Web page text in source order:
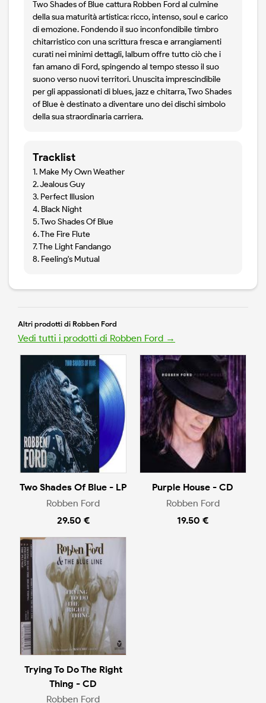
Two Shades of Blue cattura Robben Ford al culmine
della sua maturità artistica: ricco, intenso, soul e carico
di emozione. Fondendo il suo inconfondibile timbro
chitarristico con una scrittura fresca e arrangiamenti
curati nei minimi dettagli, lalbum offre tutto ciò che i
fan amano di Ford, spingendo al tempo stesso il suo
suono verso nuovi territori. Unuscita imprescindibile
per gli appassionati di blues, jazz e chitarra, Two Shades
of Blue è destinato a diventare uno dei dischi simbolo
della sua straordinaria carriera.
Tracklist
1. Make My Own Weather
2. Jealous Guy
3. Perfect Illusion
4. Black Night
5. Two Shades Of Blue
6. The Fire Flute
7. The Light Fandango
8. Feeling's Mutual
Altri prodotti di Robben Ford
Vedi tutti i prodotti di Robben Ford →
Two Shades Of Blue - LP
Robben Ford
29.50 €
Purple House - CD
Robben Ford
19.50 €
Trying To Do The Right
Thing - CD
Robben Ford